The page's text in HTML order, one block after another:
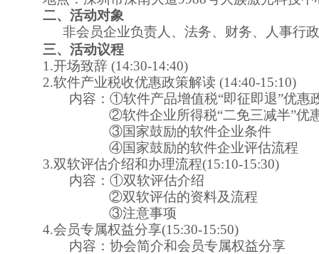
二、活动对象
非会员企业负责人、法务、财务、
人事行
三、 活动议程
1.开场致辞 (14:30-14:40)
2.软件产业税收优惠政策解读 (14:40-1 5:10)
内容： ①软件产品增值税“即征即退”优惠
②软件企业所得税“二免三减半”优
③国家鼓励的软件企业条件
④国家鼓励的软件企业评估流程
3.双软评估介绍和办理流程(1 5:10-1 5:30)
内容： ①双软评估介绍
②双软评估的资料及流程
③注意事项
4.会员专属权益分享(1 5:30-1 5:50)
内容：协会简介和会员专属权益分享